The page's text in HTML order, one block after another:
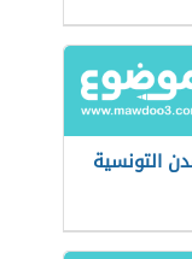
التونسية